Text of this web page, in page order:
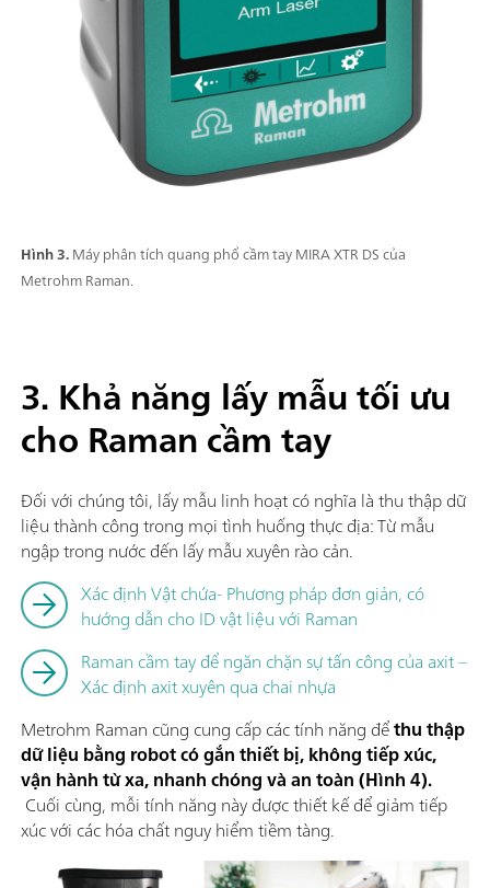
Hình 3.Máy phân tích quang phổ cầm tay MIRA XTR DS của
Metrohm Raman.
3. Khả năng lấy mẫu tối ưu
cho Raman cầm tay
Đối với chúng tôi, lấy mẫu linh hoạt có nghĩa là thu thập dữ
liệu thành công trong mọi tình huống thực địa: Từ mẫu
ngập trong nước đến lấy mẫu xuyên rào cản.
Xác định Vật chứa- Phương pháp đơn giản, có
hướng dẫn cho ID vật liệu với Raman
Raman cầm tay để ngăn chặn sự tấn công của axit –
Xác định axit xuyên qua chai nhựa
Metrohm Raman cũng cung cấp các tính năng đểthu thập
dữ liệu bằng robot có gắn thiết bị, không tiếp xúc,
vận hành từ xa, nhanh chóng và an toàn (Hình 4).
Cuối cùng, mỗi tính năng này được thiết kế để giảm tiếp
xúc với các hóa chất nguy hiểm tiềm tàng.